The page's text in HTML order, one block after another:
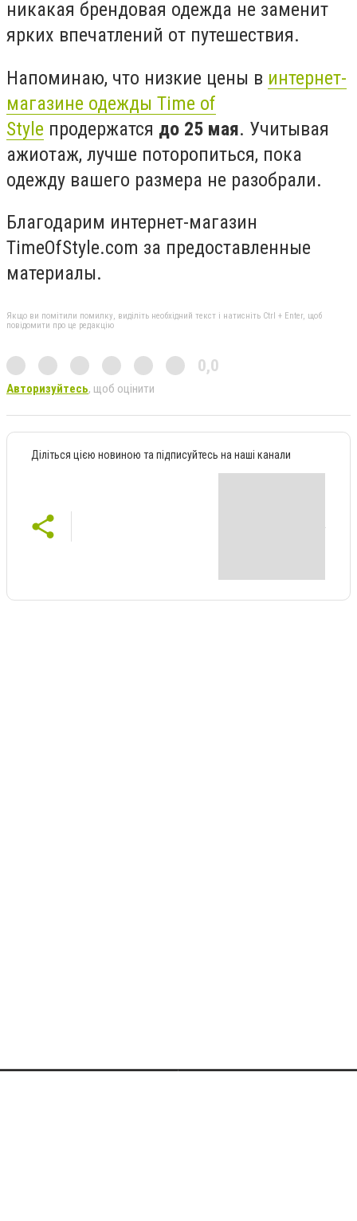
никакая брендовая одежда не заменит
ярких впечатлений от путешествия.
Напоминаю, что низкие цены в интернет-
магазине одежды Time of
Style продержатся до 25 мая. Учитывая
ажиотаж, лучше поторопиться, пока
одежду вашего размера не разобрали.
Благодарим интернет-магазин
TimeOfStyle.com за предоставленные
материалы.
Якщо ви помітили помилку, виділіть необхідний текст і натисніть Ctrl + Enter, щоб
повідомити про це редакцію
0,0
Авторизуйтесь, щоб оцінити
Діліться цією новиною та підписуйтесь на наші канали